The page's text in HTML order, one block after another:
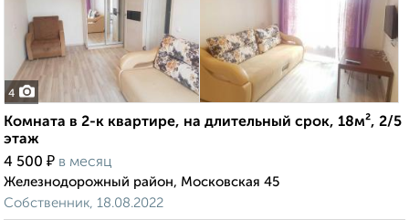
4
Комната в 2-к квартире, на длительный срок, 18м², 2/5
этаж
4 500 ₽ в месяц
Железнодорожный район, Московская 45
Собственник, 18.08.2022